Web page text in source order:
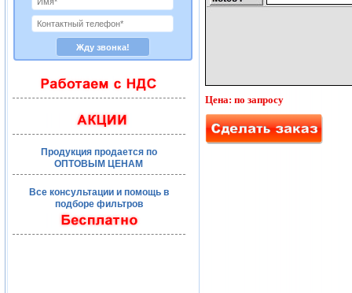
Продукция продается по
ОПТОВЫМ ЦЕНАМ
Все консультации и помощь в
подборе фильтров
Цена: по запросу